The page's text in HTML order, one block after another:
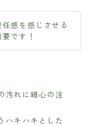
感を感じさせる
です！
汚れに細心の注
ハキハキとした